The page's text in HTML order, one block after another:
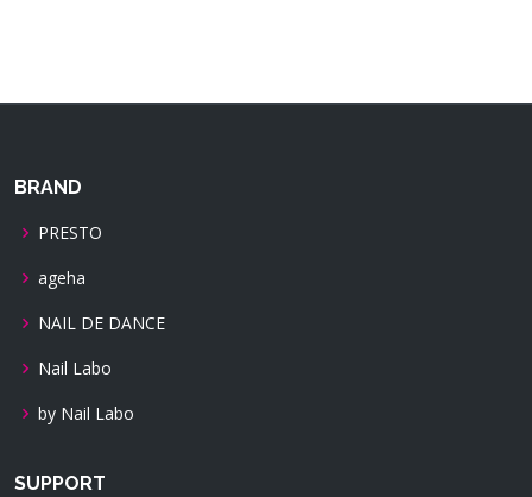
BRAND
PRESTO
ageha
NAIL DE DANCE
Nail Labo
by Nail Labo
SUPPORT